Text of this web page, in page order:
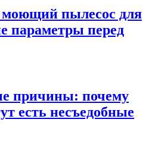
пылесос для
параметры перед
причины: почему
есть несъедобные